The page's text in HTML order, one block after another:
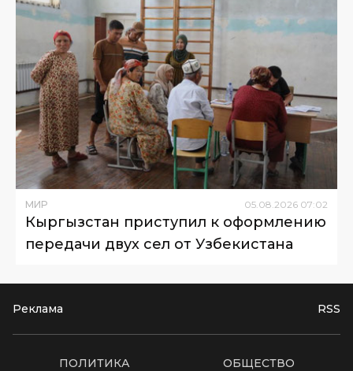
МИР 05 08 2026 07:02
Кыргызстан приступил к оформлению
передачи двух сел от Узбекистана
Реклама RSS
ПОЛИТИКА
ОБЩЕСТВО